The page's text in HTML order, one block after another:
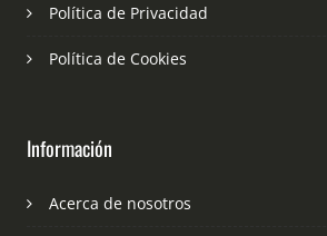
Política de Privacidad
Política de Cookies
Información
Acerca de nosotros